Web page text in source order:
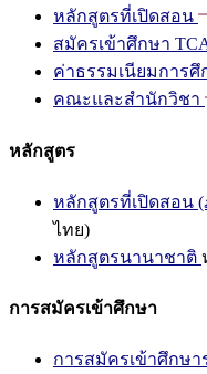
หลักสูตรที่เปิดสอน
สมัครเข้าศึกษา
ค่าธรรมเนียมการศึ
คณะและสำนักวิชา
หลักสูตร
หลักสูตรที่เปิดสอน
ไทย)
หลักสูตรนานาชาติ
การสมัครเข้าศึกษา
การสมัครเข้าศึก